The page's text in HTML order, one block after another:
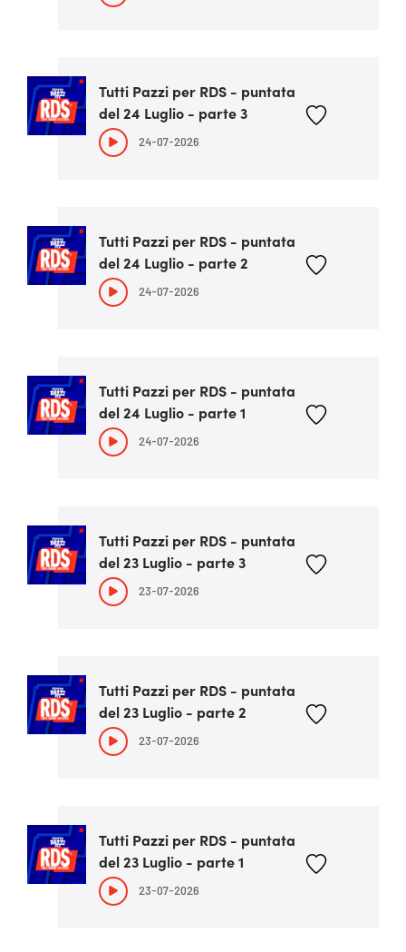
Tutti Pazzi per RDS - puntata
del 24 Luglio - parte 3
24-07-2026
Tutti Pazzi per RDS - puntata
del 24 Luglio - parte 2
24-07-2026
Tutti Pazzi per RDS - puntata
del 24 Luglio - parte 1
24-07-2026
Tutti Pazzi per RDS - puntata
del 23 Luglio - parte 3
23-07-2026
Tutti Pazzi per RDS - puntata
del 23 Luglio - parte 2
23-07-2026
Tutti Pazzi per RDS - puntata
del 23 Luglio - parte 1
23-07-2026